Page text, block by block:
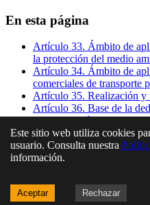
En esta página
Artículo 33. Ámbito de
la protección del medio
Artículo 34. Ámbito de
comerciales de transporte
Artículo 35. Realización y
Artículo 36. Base de la
a la protección del medio
Artículo 37. Base de la
vehículos industriales o
carretera
destinadas a la protección
de convalidación de la
Este sitio web utiliza cookies
usuario. Consulta nuestra
información.
Aceptar Rechazar